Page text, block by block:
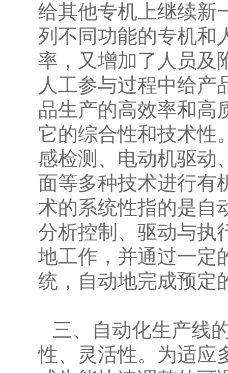
给其他专机上继续新
列不同功能的专机和
率，又增加了人员及
人工参与过程中给产
品生产的高效率和高
它的综合性和技术性
感检测、电动机驱动
面等多种技术进行有
术的系统性指的是自
分析控制、驱动与执
地工作，并通过一定
统，自动地完成预定
三、自动化生产线
性、灵活性。为适应